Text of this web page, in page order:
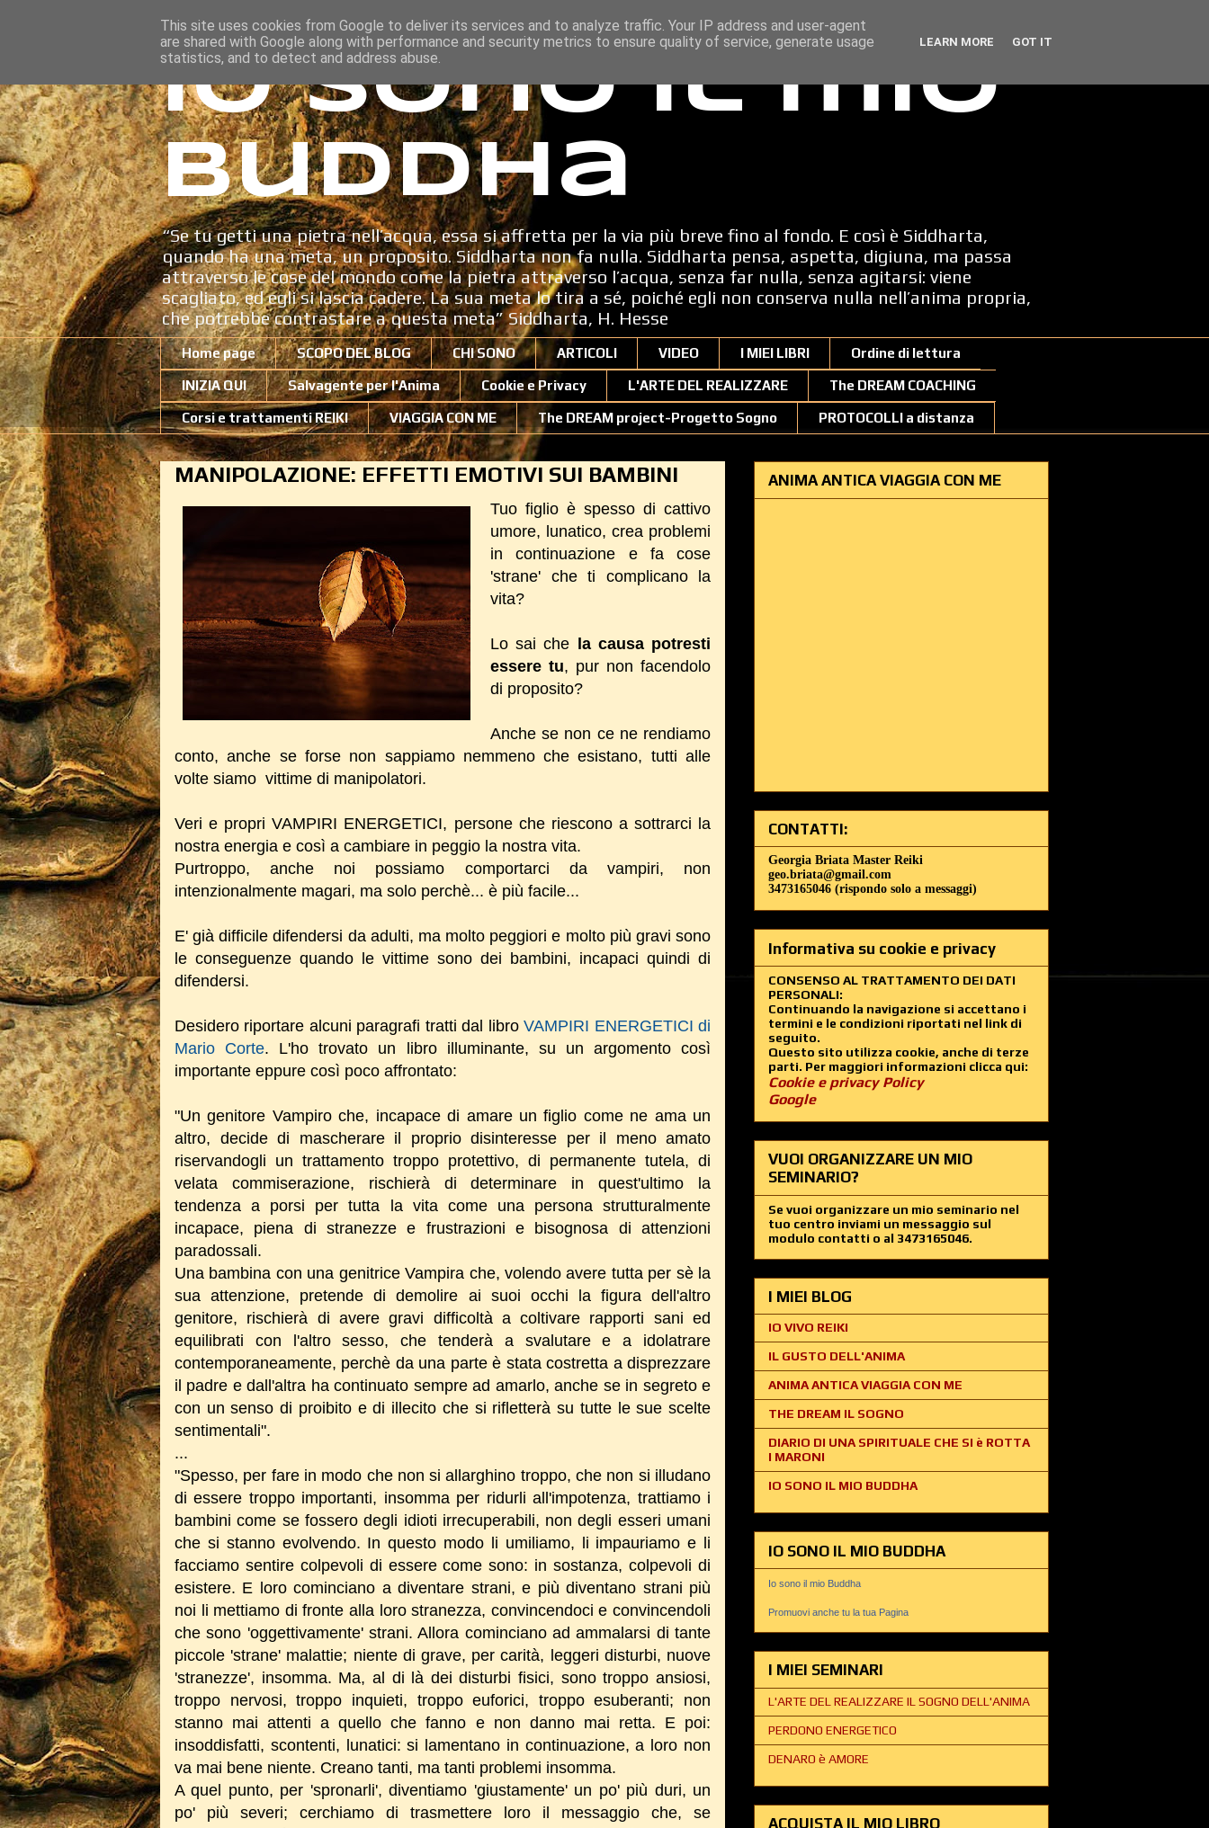
Io sono il mio
Buddha
“Se tu getti una pietra nell’acqua, essa si affretta per la via più breve fino al fondo. E così è Siddharta,
quando ha una meta, un proposito. Siddharta non fa nulla. Siddharta pensa, aspetta, digiuna, ma passa
attraverso le cose del mondo come la pietra attraverso l’acqua, senza far nulla, senza agitarsi: viene
scagliato, ed egli si lascia cadere. La sua meta lo tira a sé, poiché egli non conserva nulla nell’anima propria,
che potrebbe contrastare a questa meta” Siddharta, H. Hesse
Home page SCOPO DEL BLOG CHI SONO ARTICOLI VIDEO I MIEI LIBRI Ordine di lettura
INIZIA QUI Salvagente per l'Anima Cookie e Privacy L'ARTE DEL REALIZZARE The DREAM COACHING
Corsi e trattamenti REIKI VIAGGIA CON ME The DREAM project-Progetto Sogno PROTOCOLLI a distanza
MANIPOLAZIONE: EFFETTI EMOTIVI SUI BAMBINI
Tuo figlio è spesso di cattivo
umore, lunatico, crea problemi
in continuazione e fa cose
'strane' che ti complicano la
vita?
Lo sai che
la causa potresti
essere tu, pur non facendolo
di proposito?
Anche se non ce ne rendiamo
conto, anche se forse non sappiamo nemmeno che esistano, tutti alle
volte siamo vittime di manipolatori.
Veri e propri VAMPIRI ENERGETICI, persone che riescono a sottrarci la
nostra energia e così a cambiare in peggio la nostra vita.
Purtroppo, anche noi possiamo comportarci da vampiri, non
intenzionalmente magari, ma solo perchè... è più facile...
E' già difficile difendersi da adulti, ma molto peggiori e molto più gravi sono
le conseguenze quando le vittime sono dei bambini, incapaci quindi di
difendersi.
Desidero riportare alcuni paragrafi tratti dal libroVAMPIRI ENERGETICI di
Mario Corte. L'ho trovato un libro illuminante, su un argomento così
importante eppure così poco affrontato:
"Un genitore Vampiro che, incapace di amare un figlio come ne ama un
altro, decide di mascherare il proprio disinteresse per il meno amato
riservandogli un trattamento troppo protettivo, di permanente tutela, di
velata commiserazione, rischierà di determinare in quest'ultimo la
tendenza a porsi per tutta la vita come una persona strutturalmente
incapace, piena di stranezze e frustrazioni e bisognosa di attenzioni
paradossali.
Una bambina con una genitrice Vampira che, volendo avere tutta per sè la
sua attenzione, pretende di demolire ai suoi occhi la figura dell'altro
genitore, rischierà di avere gravi difficoltà a coltivare rapporti sani ed
equilibrati con l'altro sesso, che tenderà a svalutare e a idolatrare
contemporaneamente, perchè da una parte è stata costretta a disprezzare
il padre e dall'altra ha continuato sempre ad amarlo, anche se in segreto e
con un senso di proibito e di illecito che si rifletterà su tutte le sue scelte
sentimentali".
...
"Spesso, per fare in modo che non si allarghino troppo, che non si illudano
di essere troppo importanti, insomma per ridurli all'impotenza, trattiamo i
bambini come se fossero degli idioti irrecuperabili, non degli esseri umani
che si stanno evolvendo. In questo modo li umiliamo, li impauriamo e li
facciamo sentire colpevoli di essere come sono: in sostanza, colpevoli di
esistere. E loro cominciano a diventare strani, e più diventano strani più
noi li mettiamo di fronte alla loro stranezza, convincendoci e convincendoli
che sono 'oggettivamente' strani. Allora cominciano ad ammalarsi di tante
piccole 'strane' malattie; niente di grave, per carità, leggeri disturbi, nuove
'stranezze', insomma. Ma, al di là dei disturbi fisici, sono troppo ansiosi,
troppo nervosi, troppo inquieti, troppo euforici, troppo esuberanti; non
stanno mai attenti a quello che fanno e non danno mai retta. E poi:
insoddisfatti, scontenti, lunatici: si lamentano in continuazione, a loro non
va mai bene niente. Creano tanti, ma tanti problemi insomma.
A quel punto, per 'spronarli', diventiamo 'giustamente' un po' più duri, un
po' più severi; cerchiamo di trasmettere loro il messaggio che, se
ANIMA ANTICA VIAGGIA CON ME
CONTATTI:
Georgia Briata Master Reiki
geo.briata@gmail.com
3473165046 (rispondo solo a messaggi)
Informativa su cookie e privacy
CONSENSO AL TRATTAMENTO DEI DATI
PERSONALI:
Continuando la navigazione si accettano i
termini e le condizioni riportati nel link di
seguito.
Questo sito utilizza cookie, anche di terze
parti. Per maggiori informazioni clicca qui:
Cookie e privacy Policy
Google
VUOI ORGANIZZARE UN MIO
SEMINARIO?
Se vuoi organizzare un mio seminario nel
tuo centro inviami un messaggio sul
modulo contatti o al 3473165046.
I MIEI BLOG
IO VIVO REIKI
IL GUSTO DELL'ANIMA
ANIMA ANTICA VIAGGIA CON ME
THE DREAM IL SOGNO
DIARIO DI UNA SPIRITUALE CHE SI è ROTTA
I MARONI
IO SONO IL MIO BUDDHA
IO SONO IL MIO BUDDHA
Io sono il mio Buddha
Promuovi anche tu la tua Pagina
I MIEI SEMINARI
L'ARTE DEL REALIZZARE IL SOGNO DELL'ANIMA
PERDONO ENERGETICO
DENARO è AMORE
ACQUISTA IL MIO LIBRO
This site uses cookies from Google to deliver its services and to analyze traffic. Your IP address and user-agent
are shared with Google along with performance and security metrics to ensure quality of service, generate usage
statistics, and to detect and address abuse.
LEARN MORE GOT IT